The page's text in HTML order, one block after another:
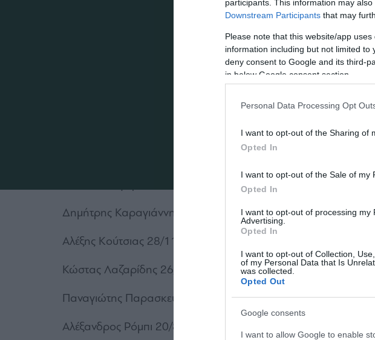
participants. This information may
Downstream Participants that may
Please note that this website/app
information including but not limited to
deny consent to Google and its third-
in below Google consent section.
Personal Data Processing Opt
I want to opt-out of the Sharing of
Opted In
I want to opt-out of the Sale of my
Opted In
I want to opt-out of processing my
Advertising.
Opted In
I want to opt-out of Collection,
of my Personal Data that Is
was collected.
Opted Out
Google consents
I want to allow Google to enable
Μανώλης Οικονομάκης 14/9/2002
Χρήστος Χατζηγιαννάκης 9/3/2002
Αλέξανδρος Δημοσθενιάδης 13/3/2002
Δημήτρης Καραγιάννης 27/2/2001
Αλέξης Κούτσιας 28/11/2002
Κώστας Λαζαρίδης 26/12/2002
Παναγιώτης Παρασκευόπουλος 17/4/2001
Αλέξανδρος Ρόμπι 20/8/2002